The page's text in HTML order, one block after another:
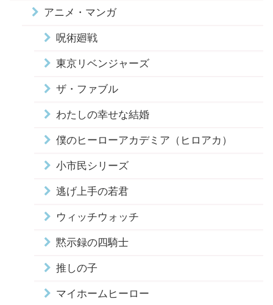
アニメ・マンガ
呪術廻戦
東京リベンジャーズ
ザ・ファブル
わたしの幸せな結婚
僕のヒーローアカデミア（ヒロアカ）
小市民シリーズ
逃げ上手の若君
ウィッチウォッチ
黙示録の四騎士
推しの子
マイホームヒーロー